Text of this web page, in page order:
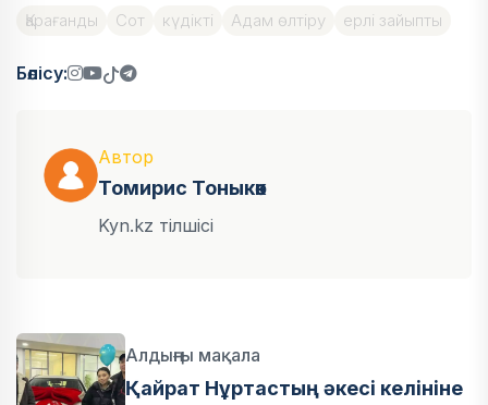
Қарағанды Сот күдікті Адам өлтіру ерлі зайыпты
Бөлісу:
Автор
Томирис Тоныкөк
Kyn.kz тілшісі
Алдыңғы мақала
Қайрат Нұртастың әкесі келініне